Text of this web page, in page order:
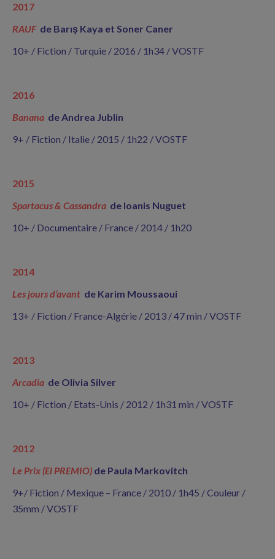
2017
RAUF de Barış Kaya et Soner Caner
10+ / Fiction / Turquie / 2016 / 1h34 / VOSTF
2016
Banana de Andrea Jublin
9+ / Fiction / Italie / 2015 / 1h22 / VOSTF
2015
Spartacus & Cassandra de Ioanis Nuguet
10+ / Documentaire / France / 2014 / 1h20
2014
Les jours d’avant de Karim Moussaoui
13+ / Fiction / France-Algérie / 2013 / 47 min / VOSTF
2013
Arcadia de Olivia Silver
10+ / Fiction / Etats-Unis / 2012 / 1h31 min / VOSTF
2012
Le Prix (El PREMIO) de Paula Markovitch
9+/ Fiction / Mexique – France / 2010 / 1h45 / Couleur /
35mm / VOSTF